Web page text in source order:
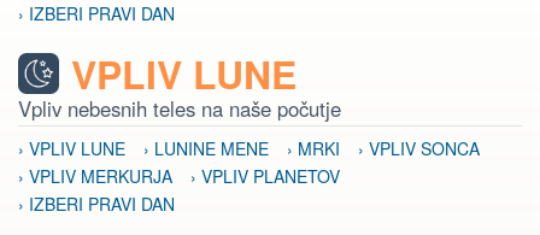
› IZBERI PRAVI DAN
VPLIV LUNE
Vpliv nebesnih teles na naše počutje
› VPLIV LUNE › LUNINE MENE › MRKI
› VPLIV SONCA
› VPLIV MERKURJA
› VPLIV PLANETOV
› IZBERI PRAVI DAN